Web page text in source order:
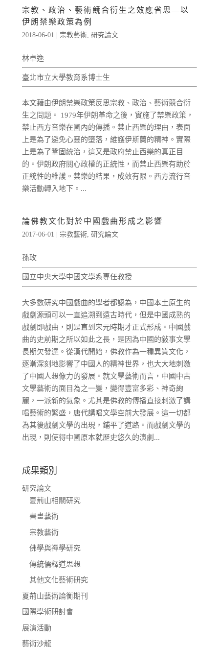
宗教、政治、藝術競合衍生之效應省思—以
伊朗禁樂政策為例
2018-06-01 | 宗教藝術, 研究論文
林卓逸
臺北市立大學教育系博士生
本文藉由伊朗禁樂政策反思宗教、政治、藝術競合衍
生之問題。 1979年伊朗革命之後，實施了禁樂政策，
禁止西方音樂在國內的傳播。禁止西樂的理由，表面
上是為了避免心靈的墮落，維護伊斯蘭的精神。實際
上是為了鞏固統治，這又是政府禁止西樂的真正目
的。伊朗政府關心政權的正統性，而禁止西樂有助於
正統性的維護。禁樂的結果，成效有限。西方流行音
樂活動轉入地下。...
論佛教文化對於中國戲曲形成之影響
2017-06-01 宗教藝術, 研究論文
孫玫
國立中央大學中國文學系專任教授
大多數研究中國戲曲的學者都認為，中國本土原生的
戲劇源頭可以一直追溯到遠古時代，但是中國成熟的
戲劇即戲曲，則是直到宋元時期才正式形成。中國戲
曲的史前期之所以如此之長，是因為中國的敍事文學
長期欠發達。從漢代開始，佛教作為一種異質文化，
逐漸深刻地影響了中國人的精神世界，也大大地刺激
了中國人想像力的發展。就文學藝術而言，中國中古
文學藝術的面目為之一變，變得豐富多彩、神奇絢
麗，一派新的氣象。尤其是佛教的傳播直接刺激了講
唱藝術的繁盛，唐代講唱文學空前大發展。這一切都
為其後戲劇文學的出現，鋪平了道路。而戲劇文學的
出現，則使得中國原本就歷史悠久的演劇...
成果類別
研究論文
夏荊山相關研究
書畫藝術
宗教藝術
佛學與禪學研究
傳統儒釋道思想
其他文化藝術研究
夏荊山藝術論衡期刊
國際學術研討會
展演活動
藝術沙龍